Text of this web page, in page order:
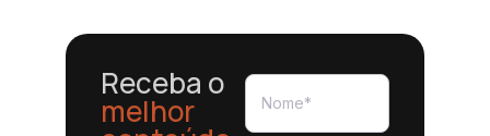
Receba o
melhor